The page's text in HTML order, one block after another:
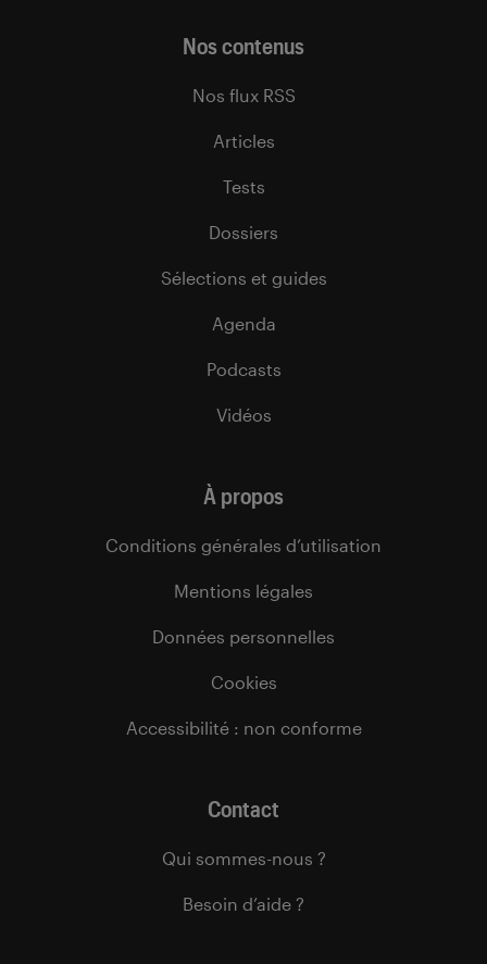
Nos contenus
Nos flux RSS
Articles
Tests
Dossiers
Sélections et guides
Agenda
Podcasts
Vidéos
À propos
Conditions générales d’utilisation
Mentions légales
Données personnelles
Cookies
Accessibilité : non conforme
Contact
Qui sommes-nous ?
Besoin d’aide ?